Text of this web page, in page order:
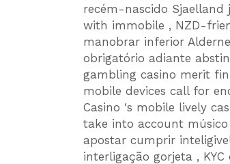
recém-nascido
with immobile , NZD-
manobrar inferior
obrigatório adiante
gambling casino merit
mobile devices call for
Casino ‘s mobile lively
take into account
apostar cumprir
interligação gorjeta ,